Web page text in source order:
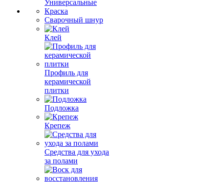
Универсальные
Краска
Сварочный шнур
Клей
Профиль для
керамической
плитки
Подложка
Крепеж
Средства для ухода
за полами